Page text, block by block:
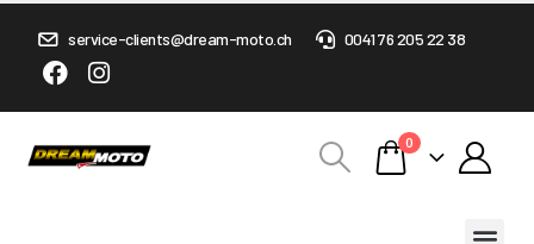
service-clients@dream-moto.ch 0041 76 205 22 38
0